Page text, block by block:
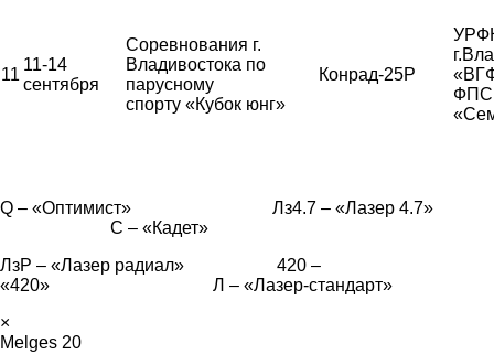
11
11-14
сентября
Соревнования г.
Владивостока по
парусному
спорту «Кубок юнг»
Конрад-25Р
Q – «Оптимист» Лз4.7 – «Лазер 4.7»
С – «Кадет»
ЛзР – «Лазер радиал» 420 –
«420» Л – «Лазер-стандарт»
×
Melges 20